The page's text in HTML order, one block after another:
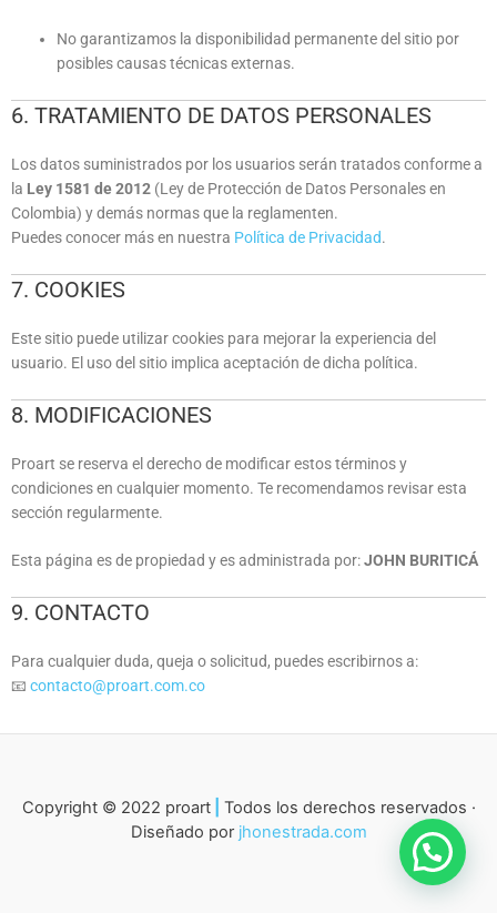
No garantizamos la disponibilidad permanente del sitio por
posibles causas técnicas externas.
6. TRATAMIENTO DE DATOS PERSONALES
Los datos suministrados por los usuarios serán tratados conforme a
la Ley 1581 de 2012 (Ley de Protección de Datos Personales en
Colombia) y demás normas que la reglamenten.
Puedes conocer más en nuestra Política de Privacidad.
7. COOKIES
Este sitio puede utilizar cookies para mejorar la experiencia del
usuario. El uso del sitio implica aceptación de dicha política.
8. MODIFICACIONES
Proart se reserva el derecho de modificar estos términos y
condiciones en cualquier momento. Te recomendamos revisar esta
sección regularmente.
Esta página es de propiedad y es administrada por:JOHN BURITICÁ
9. CONTACTO
Para cualquier duda, queja o solicitud, puedes escribirnos a:
📧 contacto@proart.com.co
Copyright © 2022 proart|
Todos los derechos reservados ·
Diseñado por jhonestrada.com